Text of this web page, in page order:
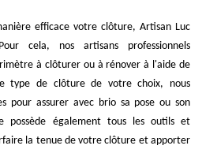
efficace votre clôture, Artisan Luc
cela, nos artisans professionnels
à clôturer ou à rénover à l'aide de
type de clôture de votre choix, nous
pour assurer avec brio sa pose ou son
possède également tous les outils et
la tenue de votre clôture et apporter